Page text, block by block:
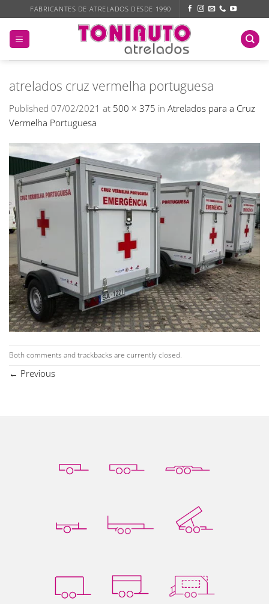
to
content
FABRICANTES DE ATRELADOS DESDE 1990
atrelados cruz vermelha portuguesa
Published 07/02/2021 at 500 × 375 in Atrelados para a Cruz
Vermelha Portuguesa
Both comments and trackbacks are currently closed.
← Previous